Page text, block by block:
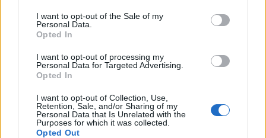
I want to opt-out of the Sale of my
Personal Data.
Opted In
I want to opt-out of processing my
Personal Data for Targeted Advertising.
Opted In
I want to opt-out of Collection, Use,
Retention, Sale, and/or Sharing of my
Personal Data that Is Unrelated with the
Purposes for which it was collected.
Opted Out
horka. Japonsko se toto léto
potýká s vlnami extrémních
veder, napsal zpravodajský server
Ghanský parlament schválil přísný zákon na ochranu
kakaových plantáží
4.8.2026 12:39 (ČTK)
Ghanský parlament schválil
zákon, podle kterého místním
farmářům hrozí až 20 let